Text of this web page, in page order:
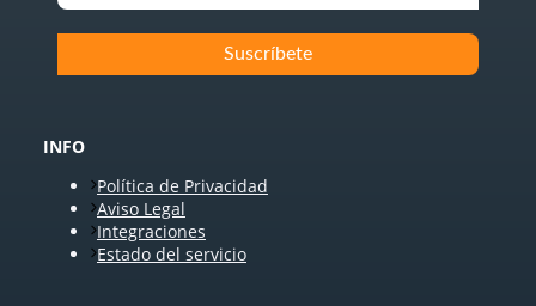
INFO
Política de Privacidad
Aviso Legal
Integraciones
Estado del servicio